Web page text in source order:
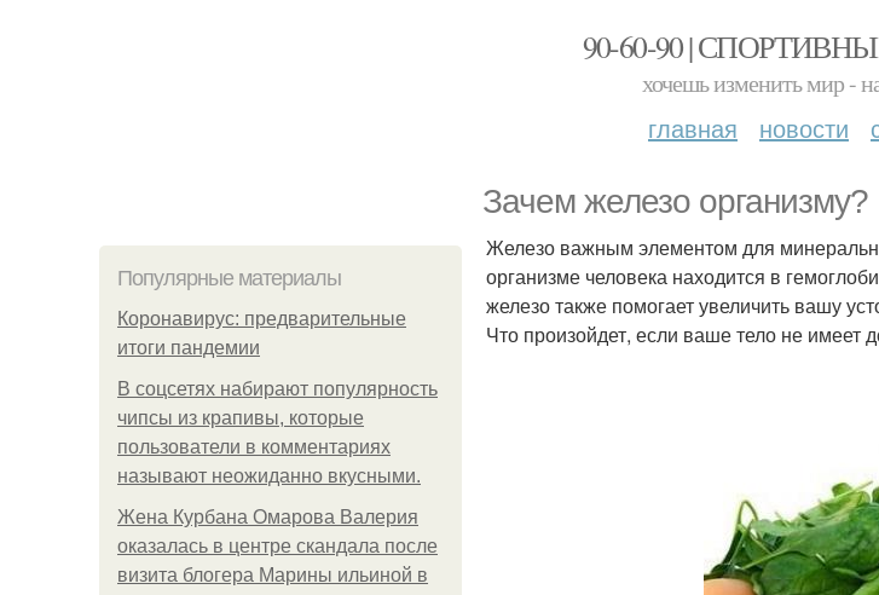
90-60-90 |
хочешь изменить мир -
главная новости
Зачем железо организму?
Популярные материалы
Коронавирус: предварительные
итоги пандемии
В соцсетях набирают популярность
чипсы из крапивы, которые
пользователи в комментариях
называют неожиданно вкусными.
Жена Курбана Омарова Валерия
оказалась в центре скандала после
визита блогера Марины ильиной в
Железо важным элементом для
организме человека находится в
железо также помогает увеличить вашу
Что произойдет, если ваше тело не имеет